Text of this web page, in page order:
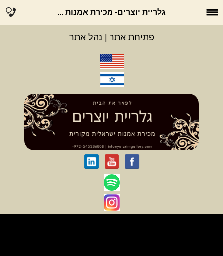
גלריית יוצרים- מכירת אמנות ...
פתיחת אתר נהל אתר